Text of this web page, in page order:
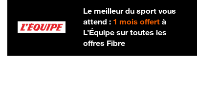
Le meilleur du sport vous
attend : 1 mois offertà
L’Équipe sur toutes les
offres Fibre